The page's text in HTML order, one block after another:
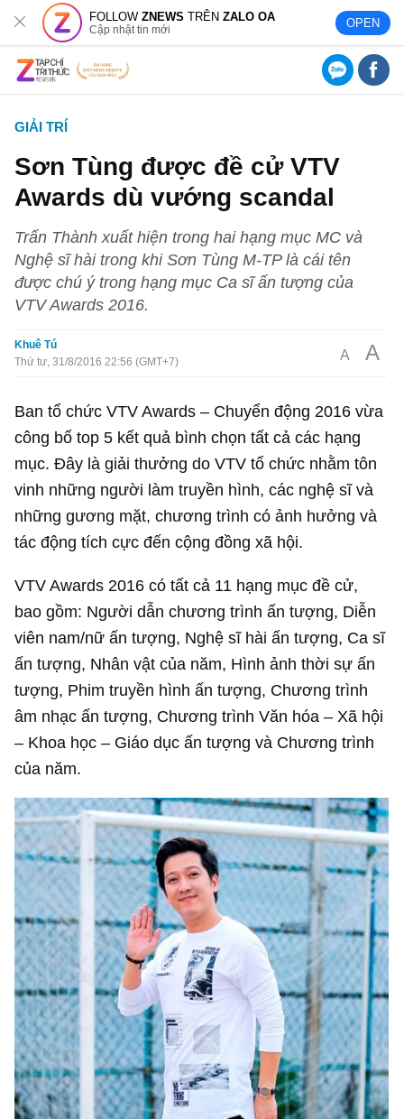
FOLLOWZNEWS TRÊNZALO OA
Cập nhật tin mới OPEN
GIẢI TRÍ
Sơn Tùng được đề cử VTV
Awards dù vướng scandal
Trấn Thành xuất hiện trong hai hạng mục MC và
Nghệ sĩ hài trong khi Sơn Tùng M-TP là cái tên
được chú ý trong hạng mục Ca sĩ ấn tượng của
VTV Awards 2016.
Khuê Tú
Thứ tư, 31/8/2016 22:56 (GMT+7)
A A
Ban tổ chức VTV Awards – Chuyển động 2016 vừa
công bố top 5 kết quả bình chọn tất cả các hạng
mục. Đây là giải thưởng do VTV tổ chức nhằm tôn
vinh những người làm truyền hình, các nghệ sĩ và
những gương mặt, chương trình có ảnh hưởng và
tác động tích cực đến cộng đồng xã hội.
VTV Awards 2016 có tất cả 11 hạng mục đề cử,
bao gồm: Người dẫn chương trình ấn tượng, Diễn
viên nam/nữ ấn tượng, Nghệ sĩ hài ấn tượng, Ca sĩ
ấn tượng, Nhân vật của năm, Hình ảnh thời sự ấn
tượng, Phim truyền hình ấn tượng, Chương trình
âm nhạc ấn tượng, Chương trình Văn hóa – Xã hội
– Khoa học – Giáo dục ấn tượng và Chương trình
của năm.